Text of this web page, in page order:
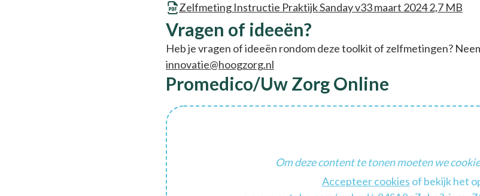
Zelfmeting Instructie Praktijk Sanday v33 maart 2024 2,7 MB
Vragen of ideeën?
Heb je vragen of ideeën rondom deze toolkit of zelfmetingen?
innovatie@hoogzorg.nl
Promedico/Uw Zorg Online
Om deze content te tonen moeten we
Accepteer cookies of bekijk het